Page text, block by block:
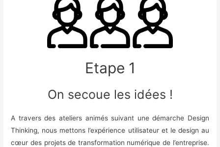
Etape 1
On secoue les idées !
A travers des ateliers animés suivant une démarche Design
Thinking, nous mettons l’expérience utilisateur et le design au
cœur des projets de transformation numérique de l’entreprise.